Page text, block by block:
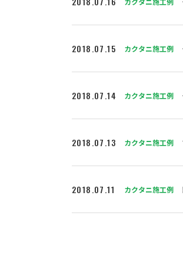
2018.07.15 カクタニ施工例
2018.07.14 カクタニ施工例
2018.07.13 カクタニ施工例
2018.07.11 カクタニ施工例